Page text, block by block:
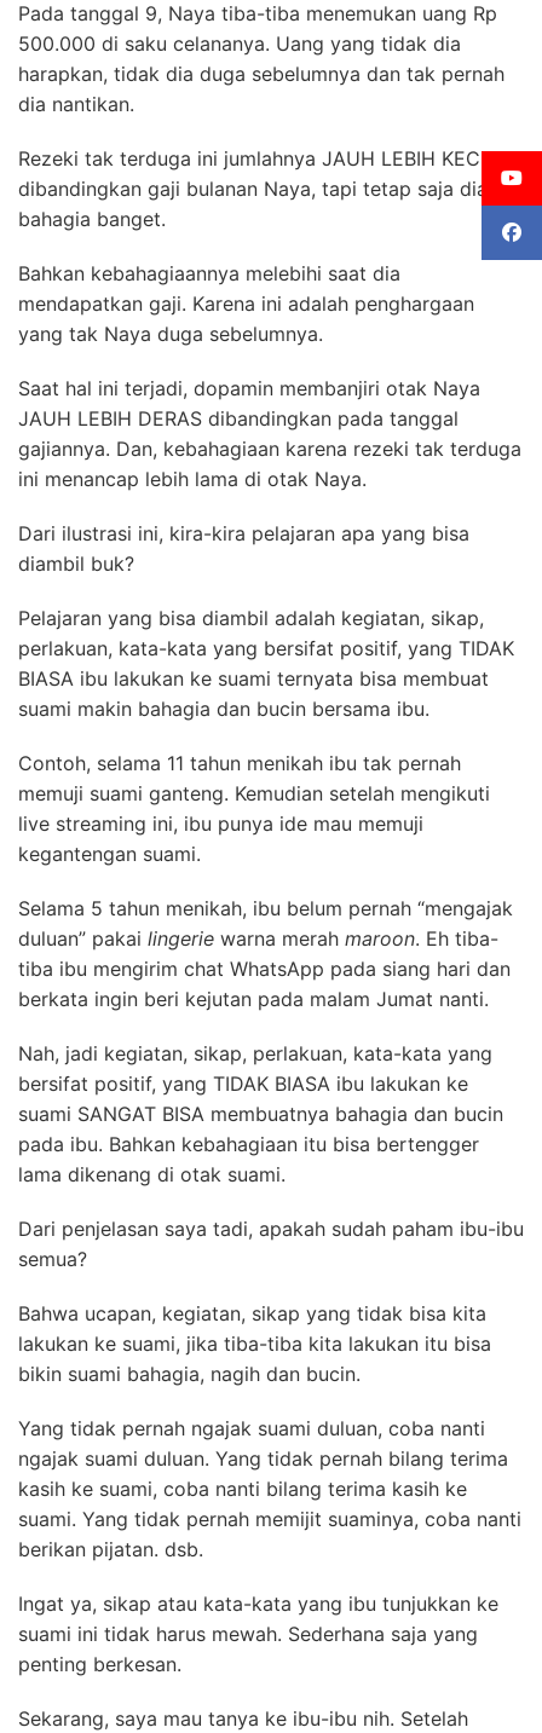
Pada tanggal 9, Naya tiba-tiba menemukan uang Rp
500.000 di saku celananya. Uang yang tidak dia
harapkan, tidak dia duga sebelumnya dan tak pernah
dia nantikan.
Rezeki tak terduga ini jumlahnya JAUH LEBIH KECIL
dibandingkan gaji bulanan Naya, tapi tetap saja dia
bahagia banget.
Bahkan kebahagiaannya melebihi saat dia
mendapatkan gaji. Karena ini adalah penghargaan
yang tak Naya duga sebelumnya.
Saat hal ini terjadi, dopamin membanjiri otak Naya
JAUH LEBIH DERAS dibandingkan pada tanggal
gajiannya. Dan, kebahagiaan karena rezeki tak terduga
ini menancap lebih lama di otak Naya.
Dari ilustrasi ini, kira-kira pelajaran apa yang bisa
diambil buk?
Pelajaran yang bisa diambil adalah kegiatan, sikap,
perlakuan, kata-kata yang bersifat positif, yang TIDAK
BIASA ibu lakukan ke suami ternyata bisa membuat
suami makin bahagia dan bucin bersama ibu.
Contoh, selama 11 tahun menikah ibu tak pernah
memuji suami ganteng. Kemudian setelah mengikuti
live streaming ini, ibu punya ide mau memuji
kegantengan suami.
Selama 5 tahun menikah, ibu belum pernah “mengajak
duluan” pakai lingerie warna merah maroon. Eh tiba-
tiba ibu mengirim chat WhatsApp pada siang hari dan
berkata ingin beri kejutan pada malam Jumat nanti.
Nah, jadi kegiatan, sikap, perlakuan, kata-kata yang
bersifat positif, yang TIDAK BIASA ibu lakukan ke
suami SANGAT BISA membuatnya bahagia dan bucin
pada ibu. Bahkan kebahagiaan itu bisa bertengger
lama dikenang di otak suami.
Dari penjelasan saya tadi, apakah sudah paham ibu-ibu
semua?
Bahwa ucapan, kegiatan, sikap yang tidak bisa kita
lakukan ke suami, jika tiba-tiba kita lakukan itu bisa
bikin suami bahagia, nagih dan bucin.
Yang tidak pernah ngajak suami duluan, coba nanti
ngajak suami duluan. Yang tidak pernah bilang terima
kasih ke suami, coba nanti bilang terima kasih ke
suami. Yang tidak pernah memijit suaminya, coba nanti
berikan pijatan. dsb.
Ingat ya, sikap atau kata-kata yang ibu tunjukkan ke
suami ini tidak harus mewah. Sederhana saja yang
penting berkesan.
Sekarang, saya mau tanya ke ibu-ibu nih. Setelah